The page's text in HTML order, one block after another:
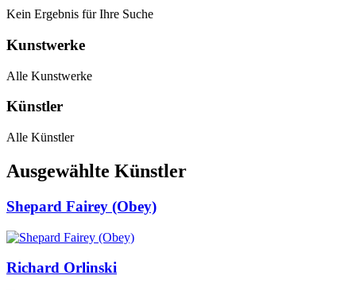
Kein Ergebnis für Ihre Suche
Kunstwerke
Alle Kunstwerke
Künstler
Alle Künstler
Ausgewählte Künstler
Shepard Fairey (Obey)
Richard Orlinski